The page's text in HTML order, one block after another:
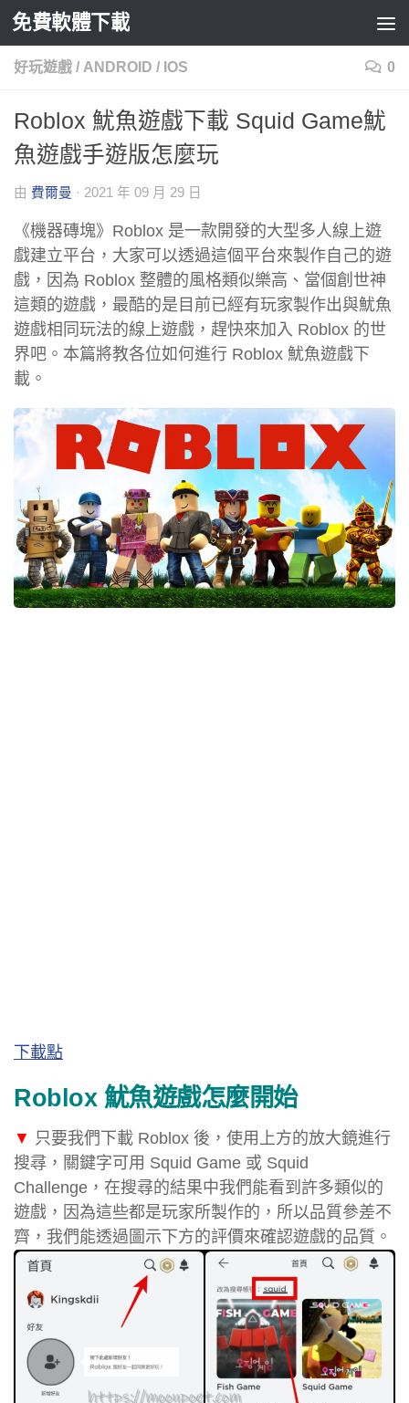
Skip to content
免費軟體下載
好玩遊戲 / ANDROID / IOS 0
Roblox 魷魚遊戲下載 Squid Game魷
魚遊戲手遊版怎麼玩
由 費爾曼 · 2021 年 09 月 29 日
《機器磚塊》Roblox 是一款開發的大型多人線上遊
戲建立平台，大家可以透過這個平台來製作自己的遊
戲，因為 Roblox 整體的風格類似樂高、當個創世神
這類的遊戲，最酷的是目前已經有玩家製作出與魷魚
遊戲相同玩法的線上遊戲，趕快來加入 Roblox 的世
界吧。本篇將教各位如何進行 Roblox 魷魚遊戲下
載。
下載點
Roblox 魷魚遊戲怎麼開始
▼ 只要我們下載 Roblox 後，使用上方的放大鏡進行
搜尋，關鍵字可用 Squid Game 或 Squid
Challenge，在搜尋的結果中我們能看到許多類似的
遊戲，因為這些都是玩家所製作的，所以品質參差不
齊，我們能透過圖示下方的評價來確認遊戲的品質。